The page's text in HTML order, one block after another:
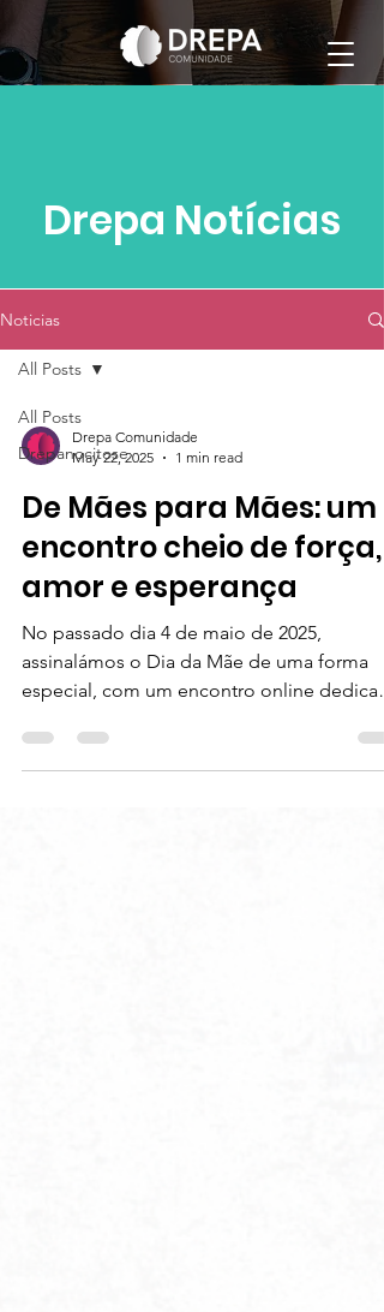
Drepa Notícias
Noticias
All Posts
Drepanocitose
All Posts
Drepa Comunidade
May 22, 2025
1 min read
De Mães para Mães: um
encontro cheio de força,
amor e esperança
No passado dia 4 de maio de 2025,
assinalámos o Dia da Mãe de uma forma
especial, com um encontro online